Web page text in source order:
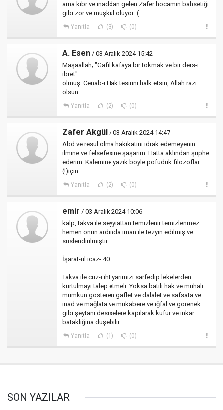
ama kibr ve inaddan gelen Zafer hocamın bahsetiği
gibi zor ve müşkül oluyor :(
Yanıtla (3) (0)
A. Esen / 03 Aralık 2024 15:42
Maşaallah; "Gafil kafaya bir tokmak ve bir ders-i
ibret"
olmuş. Cenab-ı Hak tesirini halk etsin, Allah razı
olsun.
Yanıtla (2) (0)
Zafer Akgül / 03 Aralık 2024 14:47
Abd ve resul olma hakikatini idrak edemeyenin
ilmine ve felsefesine şaşarım. Hatta aklından şüphe
ederim. Kalemine yazık böyle pofuduk filozoflar
(!)için.
Yanıtla (2) (0)
emir / 03 Aralık 2024 10:06
kalp, takva ile seyyiattan temizlenir temizlenmez
hemen onun ardında iman ile tezyin edilmiş ve
süslendirilmiştir.
İşarat-ül icaz- 40
Takva ile cüz-i ihtiyarımızı sarfedip lekelerden
kurtulmayı talep etmeli. Yoksa batılı hak ve muhali
mümkün gösteren gaflet ve dalalet ve safsata ve
inad ve mağlata ve mükabere ve iğfal ve görenek
gibi şeytani desiselere kapılarak küfür ve inkar
bataklığına düşebilir.
Yanıtla (1) (0)
SON YAZILAR